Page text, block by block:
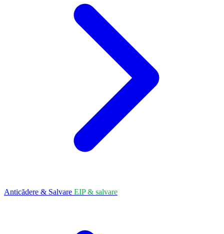
Anticădere & Salvare EIP & salvare